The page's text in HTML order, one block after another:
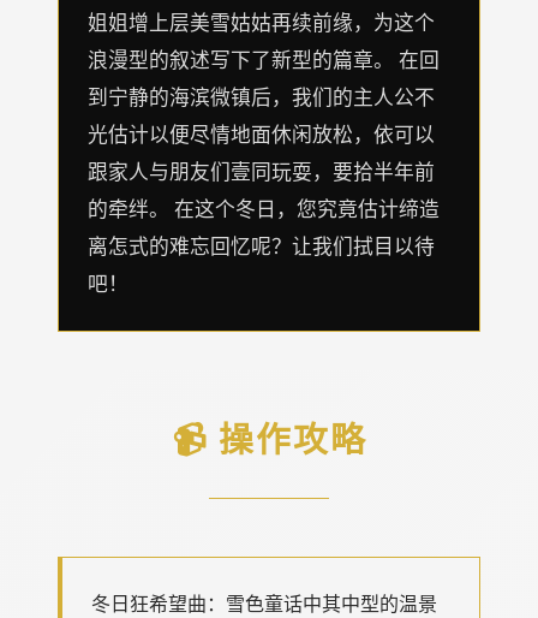
姐姐增上层美雪姑姑再续前缘，为这个
浪漫型的叙述写下了新型的篇章。 在回
到宁静的海滨微镇后，我们的主人公不
光估计以便尽情地面休闲放松，依可以
跟家人与朋友们壹同玩耍，要拾半年前
的牵绊。 在这个冬日，您究竟估计缔造
离怎式的难忘回忆呢？让我们拭目以待
吧！
📹 操作攻略
冬日狂希望曲：雪色童话中其中型的温景